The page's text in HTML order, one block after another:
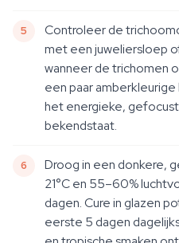
Controleer de
met een juweliersloep
wanneer de trichomen
een paar
het energieke,
bekendstaat.
Droog in een donkere,
21°C en 55–60%
dagen. Cure in glazen
eerste 5 dagen